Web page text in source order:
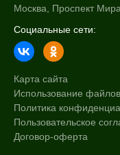
Москва, Проспект
Социальные сети:
Карта сайта
Использование
Политика
Пользовательское
Договор-оферта